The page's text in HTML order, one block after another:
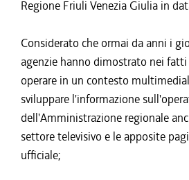
Regione Friuli Venezia Giulia in
Considerato che ormai da anni i
agenzie hanno dimostrato nei
operare in un contesto
sviluppare l'informazione
dell'Amministrazione regionale
settore televisivo e le apposite
ufficiale;